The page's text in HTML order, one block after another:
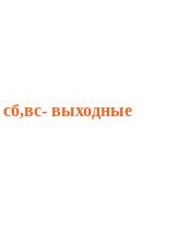
сб,вс- выходные